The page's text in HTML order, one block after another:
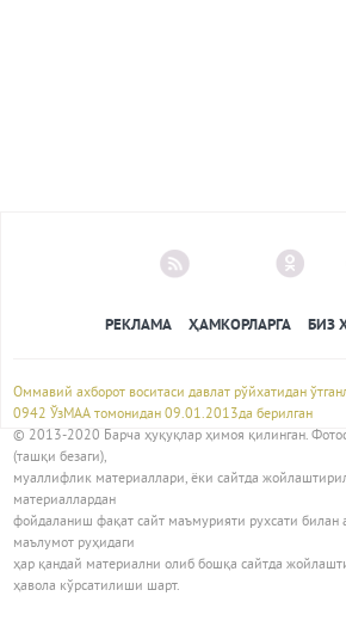
РЕКЛАМА ҲАМКОРЛАРГА БИЗ
Оммавий ахборот воситаси давлат рўйхатидан
0942 ЎзМАА томонидан 09.01.2013да берилган
© 2013-2020 Барча ҳуқуқлар ҳимоя қилинган.
(ташқи безаги),
муаллифлик материаллари, ёки сайтда
материаллардан
фойдаланиш фақат сайт маъмурияти рухсати билан
маълумот руҳидаги
ҳар қандай материални олиб бошқа сайтда
ҳавола кўрсатилиши шарт.